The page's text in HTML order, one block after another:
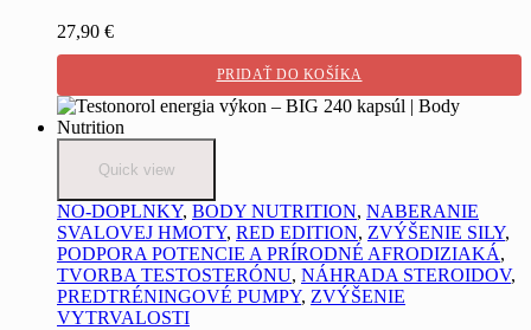
27,90 €
PRIDAŤ DO KOŠÍKA
Quick view
NO-DOPLNKY, BODY NUTRITION, NABERANIE
SVALOVEJ HMOTY, RED EDITION, ZVÝŠENIE SILY,
PODPORA POTENCIE A PRÍRODNÉ AFRODIZIAKÁ,
TVORBA TESTOSTERÓNU, NÁHRADA STEROIDOV,
PREDTRÉNINGOVÉ PUMPY, ZVÝŠENIE
VYTRVALOSTI